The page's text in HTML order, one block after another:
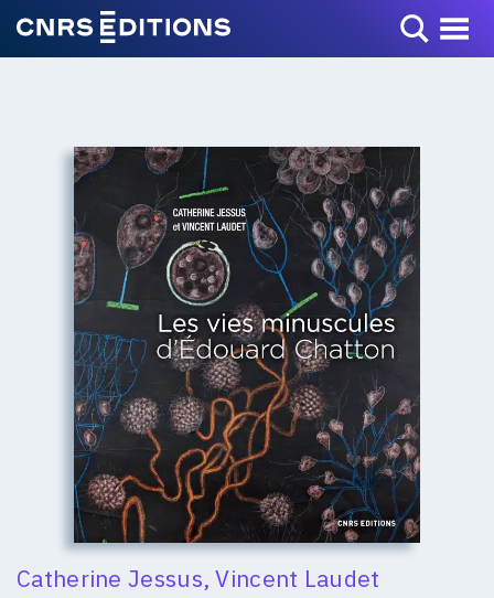
Toggle Menu
+
Catherine Jessus,Vincent Laudet